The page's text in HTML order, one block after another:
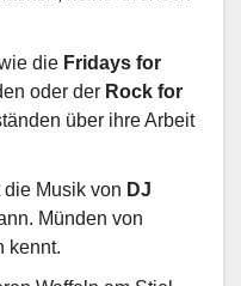
die Fridays for
oder der Rock for
über ihre Arbeit
Musik von DJ
Münden von
kennt.